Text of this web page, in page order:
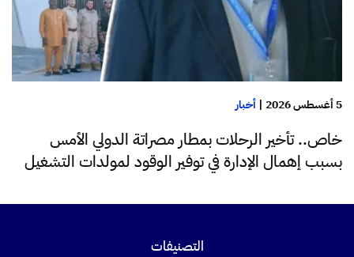
5 أغسطس 2026 | أخبار
خاص.. تأخير الرحلات بمطار مصراتة الدولي الأمس
بسبب إهمال الإدارة في توفير الوقود لمولدات التشغيل
التصنيفات